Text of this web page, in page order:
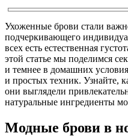
Ухоженные брови стали
подчеркивающего
всех есть естественная
этой статье мы поделимся
и темнее в домашних
и простых техник. Узнайте,
они выглядели
натуральные ингредиенты
Модные брови в